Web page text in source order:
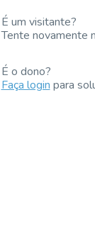
É um visitante?
Tente novamente
É o dono?
Faça login para